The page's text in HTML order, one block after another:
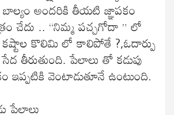
బాల్యం అందరికి తీయటి జ్ఞాపకం
చేదు .. “నిమ్మ పచ్చగోదా ” లో
కొలిమి లో కాలిపోతే ?,ఓదార్పు
తీరుతుంది. పేలాలు తో కడుపు
ఇప్పటికి వెంటాడుతూనే ఉంటుంది.
పేలాలు